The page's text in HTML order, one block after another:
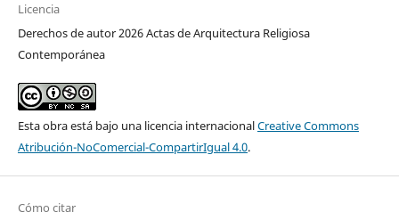
Licencia
Derechos de autor 2026 Actas de Arquitectura Religiosa
Contemporánea
Esta obra está bajo una licencia internacionalCreative Commons
Atribución-NoComercial-CompartirIgual 4.0.
Cómo citar